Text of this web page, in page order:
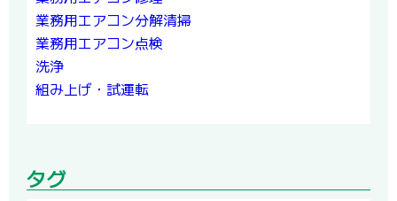
業務用エアコン分解清掃
業務用エアコン点検
洗浄
組み上げ・試運転
タグ